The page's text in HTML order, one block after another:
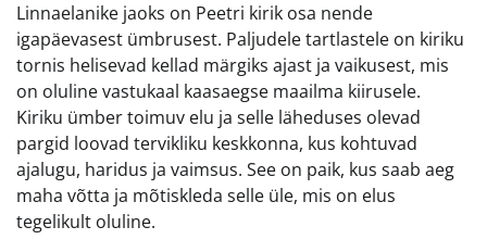
Linnaelanike jaoks on Peetri kirik osa nende
igapäevasest ümbrusest. Paljudele tartlastele on kiriku
tornis helisevad kellad märgiks ajast ja vaikusest, mis
on oluline vastukaal kaasaegse maailma kiirusele.
Kiriku ümber toimuv elu ja selle läheduses olevad
pargid loovad tervikliku keskkonna, kus kohtuvad
ajalugu, haridus ja vaimsus. See on paik, kus saab aeg
maha võtta ja mõtiskleda selle üle, mis on elus
tegelikult oluline.